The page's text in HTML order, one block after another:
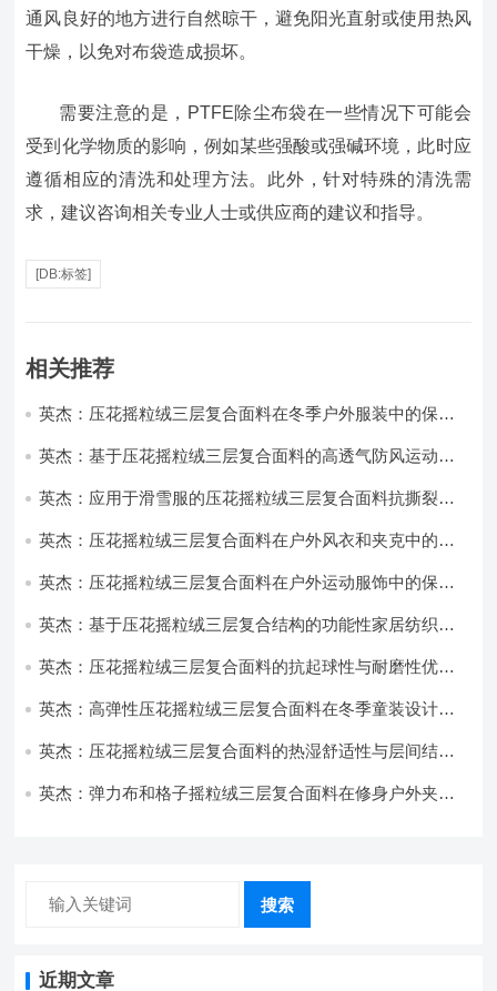
通风良好的地方进行自然晾干，避免阳光直射或使用热风
干燥，以免对布袋造成损坏。
需要注意的是，PTFE除尘布袋在一些情况下可能会
受到化学物质的影响，例如某些强酸或强碱环境，此时应
遵循相应的清洗和处理方法。此外，针对特殊的清洗需
求，建议咨询相关专业人士或供应商的建议和指导。
[DB:标签]
相关推荐
英杰：压花摇粒绒三层复合面料在冬季户外服装中的保暖
英杰：基于压花摇粒绒三层复合面料的高透气防风运动服
英杰：应用于滑雪服的压花摇粒绒三层复合面料抗撕裂与
英杰：压花摇粒绒三层复合面料在户外风衣和夹克中的应
英杰：压花摇粒绒三层复合面料在户外运动服饰中的保暖
英杰：基于压花摇粒绒三层复合结构的功能性家居纺织品
英杰：压花摇粒绒三层复合面料的抗起球性与耐磨性优化
英杰：高弹性压花摇粒绒三层复合面料在冬季童装设计中
英杰：压花摇粒绒三层复合面料的热湿舒适性与层间结合
英杰：弹力布和格子摇粒绒三层复合面料在修身户外夹克
搜索
近期文章